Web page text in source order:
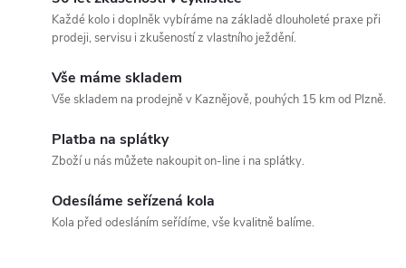
Každé kolo i doplněk vybíráme na základě dlouholeté praxe při
prodeji, servisu i zkušeností z vlastního ježdění.
Vše máme skladem
Vše skladem na prodejně v Kaznějově, pouhých 15 km od Plzně.
Platba na splátky
Zboží u nás můžete nakoupit on-line i na splátky.
Odesíláme seřízená kola
Kola před odesláním seřídíme, vše kvalitně balíme.